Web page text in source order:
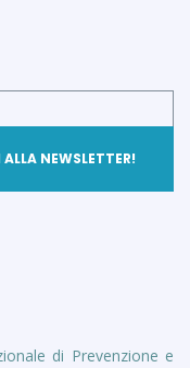
di Prevenzione e